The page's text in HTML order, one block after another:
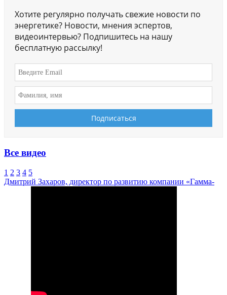
Хотите регулярно получать свежие новости по
энергетике? Новости, мнения эспертов,
видеоинтервью? Подпишитесь на нашу
бесплатную рассылку!
Все видео
1 2 3 4 5
Дмитрий Захаров, директор по развитию компании «Гамма-